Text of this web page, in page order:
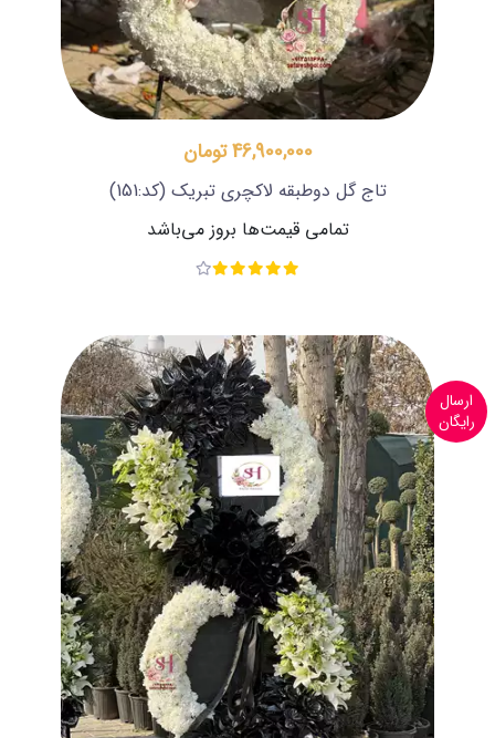
46,900,000 تومان
تاج گل دوطبقه لاکچری تبریک (کد:151)
تمامی قیمت‌ها بروز می‌باشد
ارسال
رایگان